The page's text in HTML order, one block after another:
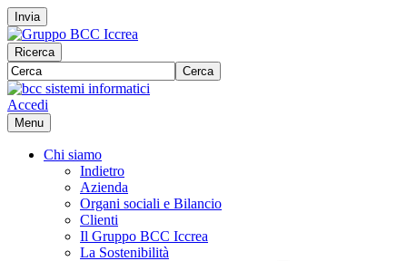
Invia
Ricerca
Cerca
Accedi
Menu
Chi siamo
Indietro
Azienda
Organi sociali e Bilancio
Clienti
Il Gruppo BCC Iccrea
La Sostenibilità